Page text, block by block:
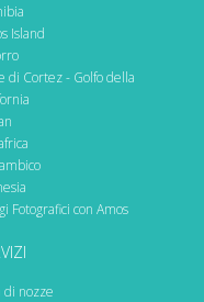
Island
di Cortez - Golfo della
Fotografici con Amos
di nozze